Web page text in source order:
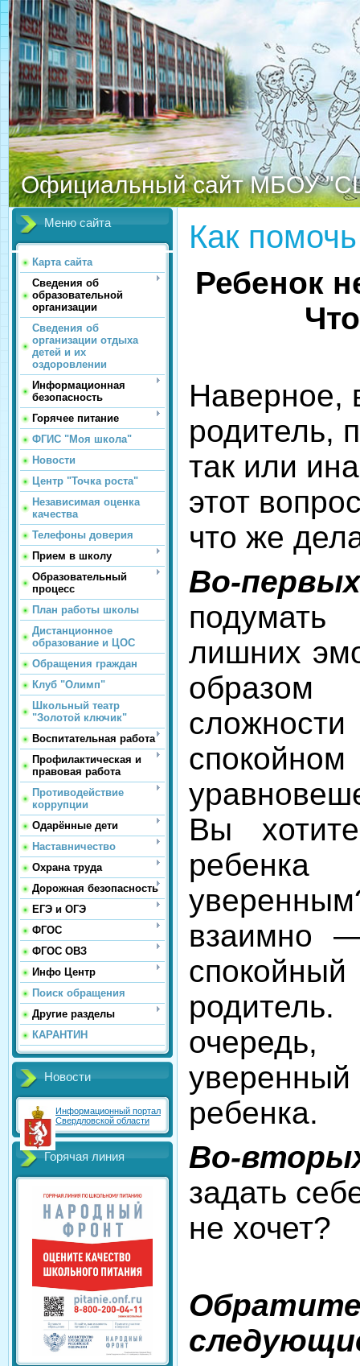
Официальный сайт МБОУ
Меню сайта
Карта сайта
Сведения об
образовательной
организации
Сведения об
организации отдыха
детей и их
оздоровлении
Информационная
безопасность
Горячее питание
ФГИС "Моя школа"
Новости
Центр "Точка роста"
Независимая оценка
качества
Телефоны доверия
Прием в школу
Образовательный
процесс
План работы школы
Дистанционное
образование и ЦОС
Обращения граждан
Клуб "Олимп"
Школьный театр
"Золотой ключик"
Воспитательная работа
Профилактическая и
правовая работа
Противодействие
коррупции
Одарённые дети
Наставничество
Охрана труда
Дорожная безопасность
ЕГЭ и ОГЭ
ФГОС
ФГОС ОВЗ
Инфо Центр
Поиск обращения
Другие разделы
КАРАНТИН
Новости
Информационный портал
Свердловской области
Горячая линия
Как
Ребенок
Наверное,
родитель,
так или
этот
что же
Во-
лишних
Вы
взаимно
ребенка.
Во-
задать
не хочет?